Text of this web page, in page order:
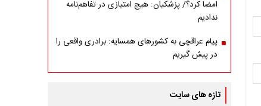
امضا کرد؟/ پزشکیان: هیچ امتیازی در تفاهم‌نامه
ندادیم
پیام عراقچی به کشورهای همسایه: برادری واقعی را
در پیش گیریم
تازه های سایت